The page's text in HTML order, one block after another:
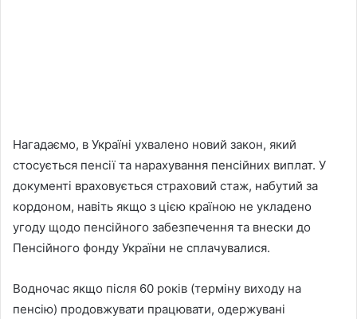
Нагадаємо, в Україні ухвалено новий закон, який
стосується пенсії та нарахування пенсійних виплат. У
документі враховується страховий стаж, набутий за
кордоном, навіть якщо з цією країною не укладено
угоду щодо пенсійного забезпечення та внески до
Пенсійного фонду України не сплачувалися.
Водночас якщо після 60 років (терміну виходу на
пенсію) продовжувати працювати, одержувані